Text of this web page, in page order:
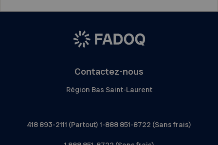
Contactez-nous
Région Bas Saint-Laurent
418 893-2111 (Partout) 1-888 851-8722 (Sans frais)